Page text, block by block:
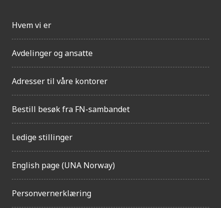
Hvem vi er
Avdelinger og ansatte
Adresser til våre kontorer
Bestill besøk fra FN-sambandet
Ledige stillinger
English page (UNA Norway)
Personvernerklæring